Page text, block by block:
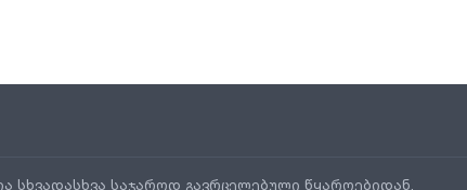
სხვადასხვა საჯაროდ გავრცელებული წყაროებიდან.